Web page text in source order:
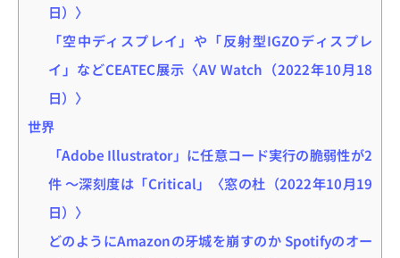
日）〉
「空中ディスプレイ」や「反射型IGZOディスプレ
イ」などCEATEC展示〈AV Watch（2022年10月18
日）〉
世界
「Adobe Illustrator」に任意コード実行の脆弱性が2
件 ～深刻度は「Critical」〈窓の杜（2022年10月19
日）〉
どのようにAmazonの牙城を崩すのか Spotifyのオー